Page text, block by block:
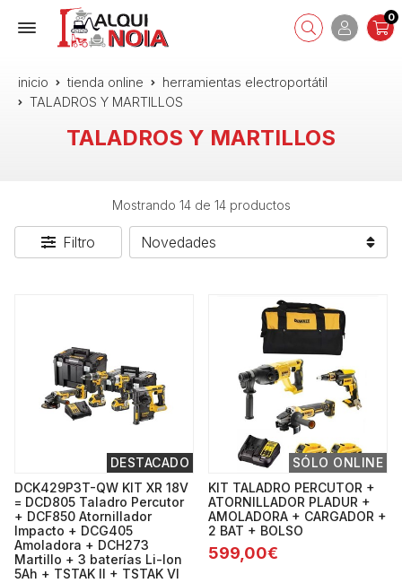
0
inicio tienda online
herramientas electroportátil
TALADROS Y MARTILLOS
TALADROS Y MARTILLOS
Mostrando 14 de 14 productos
Filtro
DESTACADO
DCK429P3T-QW KIT XR 18V
= DCD805 Taladro Percutor
+ DCF850 Atornillador
Impacto + DCG405
Amoladora + DCH273
Martillo + 3 baterías Li-Ion
5Ah + TSTAK II + TSTAK VI
SÓLO ONLINE
KIT TALADRO PERCUTOR +
ATORNILLADOR PLADUR +
AMOLADORA + CARGADOR +
2 BAT + BOLSO
599,00€